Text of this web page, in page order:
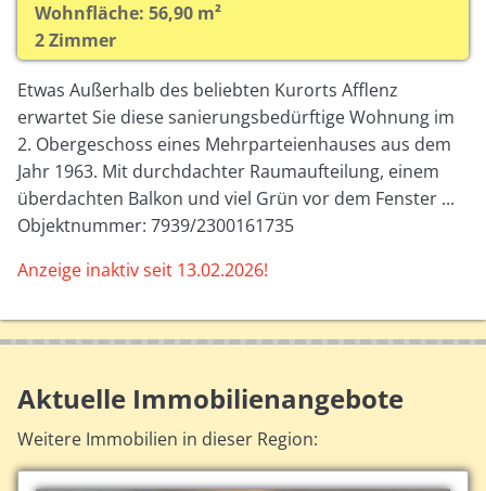
Wohnfläche: 56,90 m²
2 Zimmer
Etwas Außerhalb des beliebten Kurorts Afflenz
erwartet Sie diese sanierungsbedürftige Wohnung im
2. Obergeschoss eines Mehrparteienhauses aus dem
Jahr 1963. Mit durchdachter Raumaufteilung, einem
überdachten Balkon und viel Grün vor dem Fenster ...
Objektnummer: 7939/2300161735
Anzeige inaktiv seit 13.02.2026!
Aktuelle Immobilienangebote
Weitere Immobilien in dieser Region: